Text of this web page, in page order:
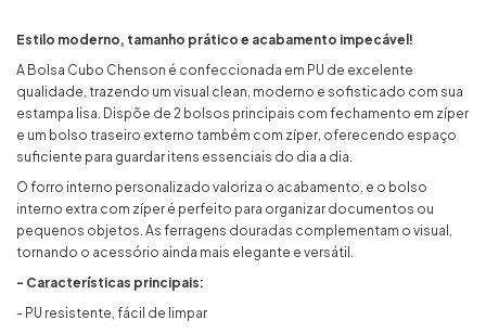
Estilo moderno, tamanho prático e acabamento impecável!
A Bolsa Cubo Chenson é confeccionada em PU de excelente
qualidade, trazendo um visual clean, moderno e sofisticado com sua
estampa lisa. Dispõe de 2 bolsos principais com fechamento em zíper
e um bolso traseiro externo também com zíper, oferecendo espaço
suficiente para guardar itens essenciais do dia a dia.
O forro interno personalizado valoriza o acabamento, e o bolso
interno extra com zíper é perfeito para organizar documentos ou
pequenos objetos. As ferragens douradas complementam o visual,
tornando o acessório ainda mais elegante e versátil.
- Características principais:
- PU resistente, fácil de limpar